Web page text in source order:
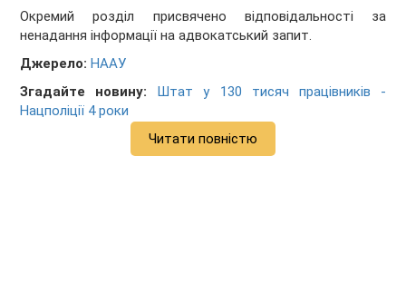
Окремий розділ присвячено відповідальності за
ненадання інформації на адвокатський запит.
Джерело: НААУ
Згадайте новину: Штат у 130 тисяч працівників -
Нацполіції 4 роки
Читати повністю